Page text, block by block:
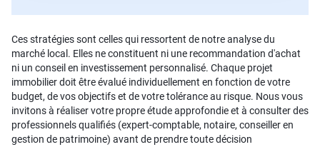
Ces stratégies sont celles qui ressortent de notre analyse du
marché local. Elles ne constituent ni une recommandation d'achat
ni un conseil en investissement personnalisé. Chaque projet
immobilier doit être évalué individuellement en fonction de votre
budget, de vos objectifs et de votre tolérance au risque. Nous vous
invitons à réaliser votre propre étude approfondie et à consulter des
professionnels qualifiés (expert-comptable, notaire, conseiller en
gestion de patrimoine) avant de prendre toute décision